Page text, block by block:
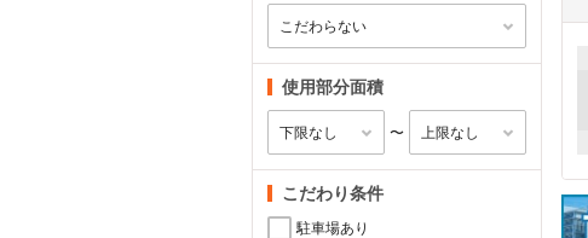
使用部分面積
〜
こだわり条件
駐車場あり